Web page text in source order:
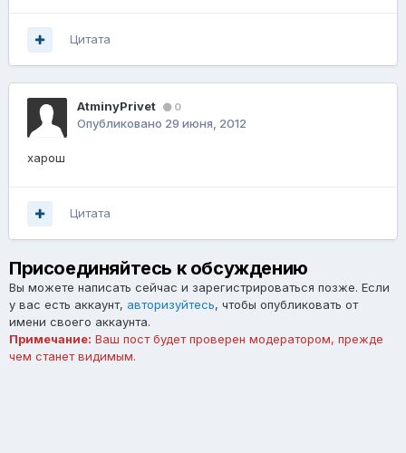
Цитата
AtminyPrivet 0
Опубликовано 29 июня, 2012
харош
Цитата
Присоединяйтесь к обсуждению
Вы можете написать сейчас и зарегистрироваться позже. Если
у вас есть аккаунт, авторизуйтесь, чтобы опубликовать от
имени своего аккаунта.
Примечание: Ваш пост будет проверен модератором, прежде
чем станет видимым.